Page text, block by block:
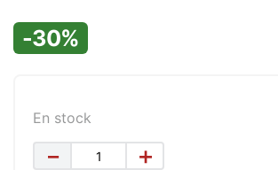
-30%
En stock
＋
－
9.
impresora
10. masa moldear vaso 150gr